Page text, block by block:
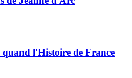
quand l'Histoire de France